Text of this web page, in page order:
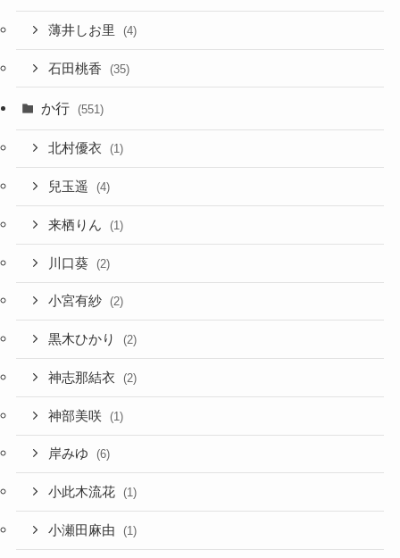
薄井しお里 (4)
石田桃香 (35)
か行 (551)
北村優衣 (1)
兒玉遥 (4)
来栖りん (1)
川口葵 (2)
小宮有紗 (2)
黒木ひかり (2)
神志那結衣 (2)
神部美咲 (1)
岸みゆ (6)
小此木流花 (1)
小瀬田麻由 (1)